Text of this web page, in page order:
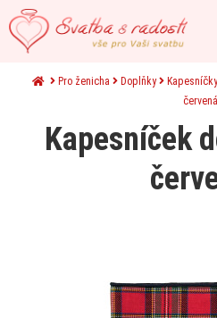
Pro ženicha Doplňky Kapesníčky
červená
Kapesníček